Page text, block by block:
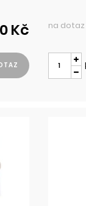
Kč na dotaz